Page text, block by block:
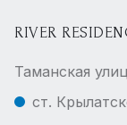
RIVER
Таманская
ст.